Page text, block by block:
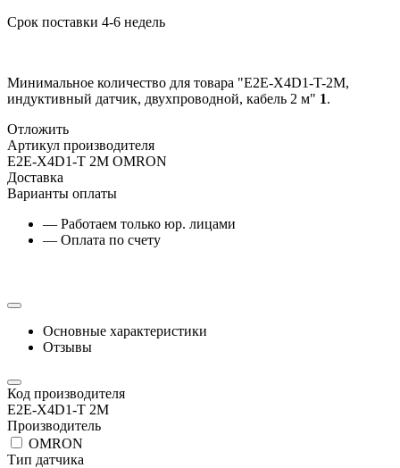
Срок поставки 4-6 недель
Минимальное количество для товара "E2E-X4D1-T-2M,
индуктивный датчик, двухпроводной, кабель 2 м" 1.
Отложить
Артикул производителя
E2E-X4D1-T 2M OMRON
Доставка
Варианты оплаты
— Работаем только юр. лицами
— Оплата по счету
Основные характеристики
Отзывы
Код производителя
E2E-X4D1-T 2M
Производитель
OMRON
Тип датчика